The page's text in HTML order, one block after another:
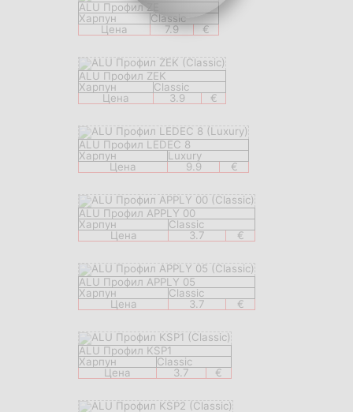
ALU Профил ZE
Харпун
Classic
Цена
7.9 €
ALU Профил ZEK
Харпун
Classic
Цена
3.9 €
ALU Профил LEDEC 8
Харпун
Luxury
Цена
9.9 €
ALU Профил APPLY 00
Харпун
Classic
Цена
3.7 €
ALU Профил APPLY 05
Харпун
Classic
Цена
3.7 €
ALU Профил KSP1
Харпун
Classic
Цена
3.7 €